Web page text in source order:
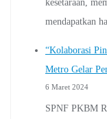
kesetaraan,
mendapatkan
“Kolaborasi
Metro Gelar
6 Maret 2024
SPNF PKBM